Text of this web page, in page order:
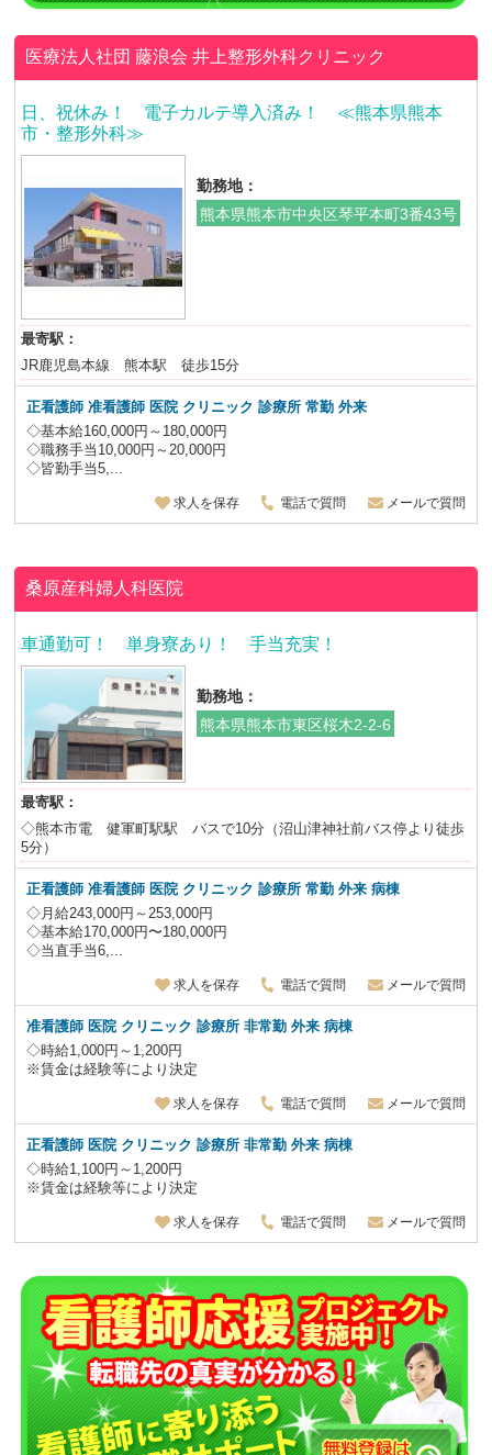
医療法人社団 藤浪会井上整形外科クリニック
日、祝休み！ 電子カルテ導入済み！ ≪熊本県熊本
市・整形外科≫
勤務地：
熊本県熊本市中央区琴平本町3番43号
最寄駅：
JR鹿児島本線 熊本駅 徒歩15分
正看護師 准看護師 医院 クリニック 診療所 常勤 外来
◇基本給160,000円～180,000円
◇職務手当10,000円～20,000円
◇皆勤手当5,...
求人を保存 電話で質問 メールで質問
桑原産科婦人科医院
車通勤可！ 単身寮あり！ 手当充実！
勤務地：
熊本県熊本市東区桜木2-2-6
最寄駅：
◇熊本市電 健軍町駅駅 バスで10分（沼山津神社前バス停より徒歩
5分）
正看護師 准看護師 医院 クリニック 診療所 常勤 外来 病棟
◇月給243,000円～253,000円
◇基本給170,000円〜180,000円
◇当直手当6,...
求人を保存 電話で質問 メールで質問
准看護師 医院 クリニック 診療所 非常勤 外来 病棟
◇時給1,000円～1,200円
※賃金は経験等により決定
求人を保存 電話で質問 メールで質問
正看護師 医院 クリニック 診療所 非常勤 外来 病棟
◇時給1,100円～1,200円
※賃金は経験等により決定
求人を保存 電話で質問 メールで質問